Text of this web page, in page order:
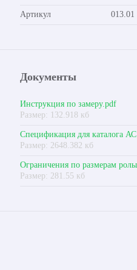
Артикул 013.01
Документы
Инструкция по замеру.pdf
Размер: 132.918 кб
Спецификация для каталога
Размер: 2648.382 кб
Ограничения по размерам
Размер: 281.55 кб